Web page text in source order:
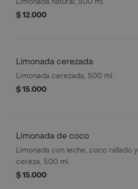
$ 12.000
Limonada cerezada
Limonada cerezada, 500 ml.
$ 15.000
Limonada de coco
Limonada con leche, coco rallado y
cereza, 500 ml.
$ 15.000